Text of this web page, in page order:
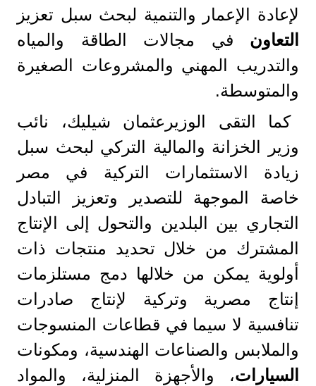
لإعادة الإعمار والتنمية لبحث سبل تعزيز
التعاون في مجالات الطاقة والمياه
والتدريب المهني والمشروعات الصغيرة
والمتوسطة.
كما التقى الوزيرعثمان شيليك، نائب
وزير الخزانة والمالية التركي لبحث سبل
زيادة الاستثمارات التركية في مصر
خاصة الموجهة للتصدير وتعزيز التبادل
التجاري بين البلدين والتحول إلى الإنتاج
المشترك من خلال تحديد منتجات ذات
أولوية يمكن من خلالها دمج مستلزمات
إنتاج مصرية وتركية لإنتاج صادرات
تنافسية لا سيما في قطاعات المنسوجات
والملابس والصناعات الهندسية، ومكونات
السيارات، والأجهزة المنزلية، والمواد